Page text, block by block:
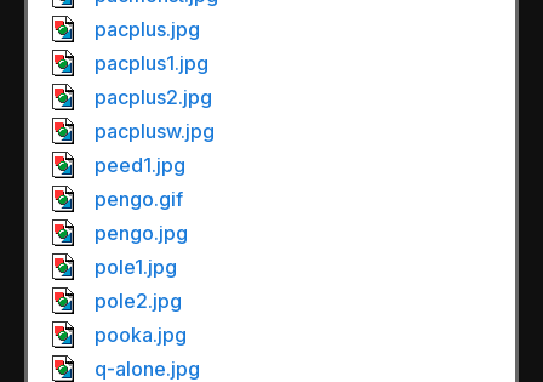
pacplus.jpg
pacplus1.jpg
pacplus2.jpg
pacplusw.jpg
peed1.jpg
pengo.gif
pengo.jpg
pole1.jpg
pole2.jpg
pooka.jpg
q-alone.jpg